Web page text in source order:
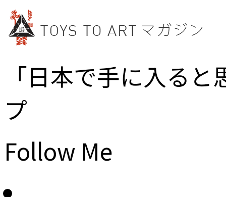
「日本で手に入る
プ
Follow Me